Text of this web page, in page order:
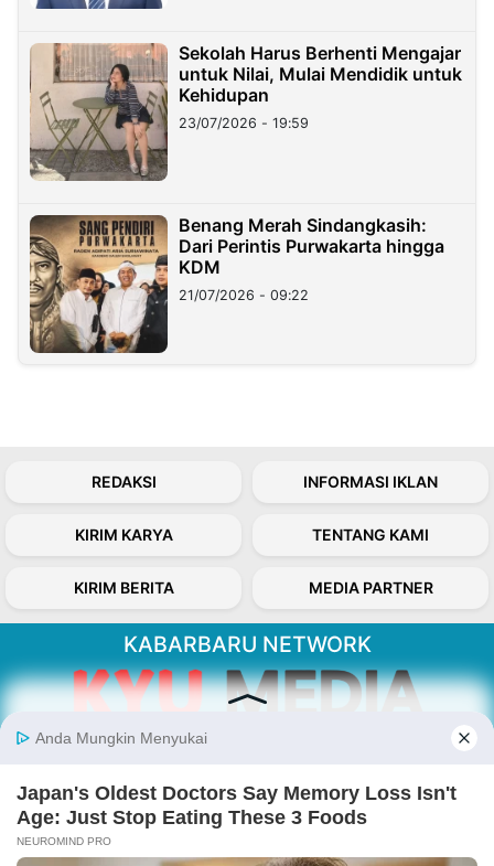
Sekolah Harus Berhenti Mengajar
untuk Nilai, Mulai Mendidik untuk
Kehidupan
23/07/2026 - 19:59
Benang Merah Sindangkasih:
Dari Perintis Purwakarta hingga
KDM
21/07/2026 - 09:22
REDAKSI INFORMASI IKLAN
KIRIM KARYA TENTANG KAMI
KIRIM BERITA MEDIA PARTNER
KABARBARU NETWORK
Kabarbaru.co menyajikan berita aktual dan
inspiratif dari sudut pandang berbaik sangka